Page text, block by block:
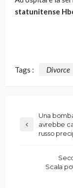
statunitense
Tags : Divorce
Una
avrebbe
russo
Scala